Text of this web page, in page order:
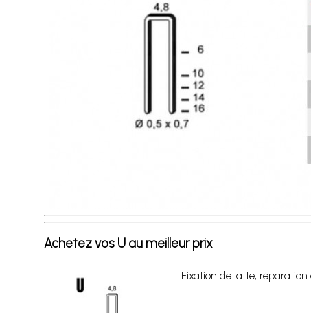
Achetez vos U au meilleur prix
Fixation de latte, réparation